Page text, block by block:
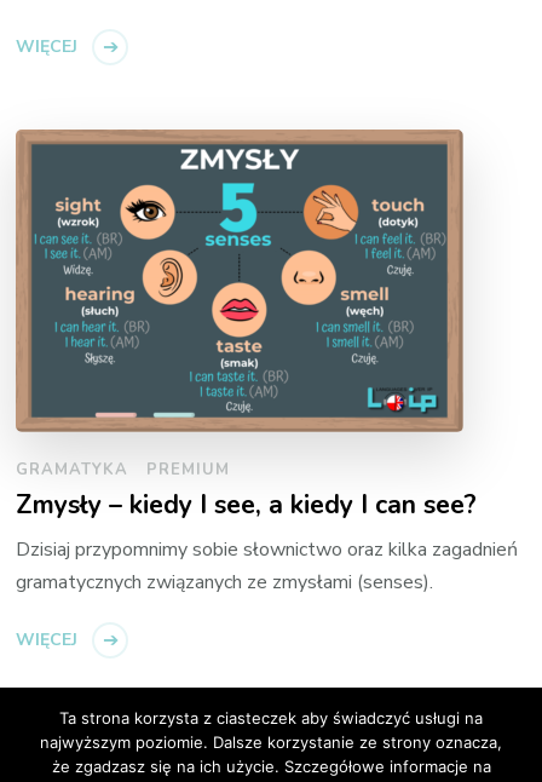
WIĘCEJ
GRAMATYKA PREMIUM
Zmysły – kiedy I see, a kiedy I can see?
Dzisiaj przypomnimy sobie słownictwo oraz kilka zagadnień
gramatycznych związanych ze zmysłami (senses).
WIĘCEJ
Ta strona korzysta z ciasteczek aby świadczyć usługi na
najwyższym poziomie. Dalsze korzystanie ze strony oznacza,
że zgadzasz się na ich użycie. Szczegółowe informacje na